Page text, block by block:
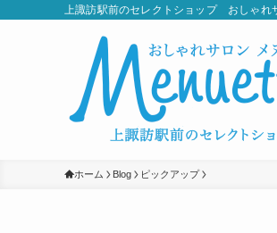
上諏訪駅前のセレクトショップ おしゃれ
ホーム Blog ピックアップ